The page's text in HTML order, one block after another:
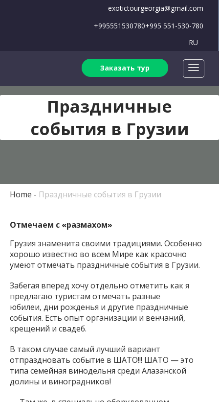
exotictourgeorgia@gmail.com
+995551530780+995 551-530-780
RU
Заказать тур
Праздничные
события в Грузии
Home Праздничные события в Грузии
Отмечаем с «размахом»
Грузия знаменита своими традициями. Особенно
хорошо известно во всем Мире как красочно
умеют отмечать праздничные события в Грузии.
Забегая вперед хочу отдельно отметить как я
предлагаю туристам отмечать разные
юбилеи, дни рожденья и другие праздничные
события. Есть опыт организации и венчаний,
крещений и свадеб.
В таком случае самый лучший вариант
отпраздновать событие в ШАТО!!! ШАТО — это
типа семейная винодельня среди Алазанской
долины и виноградников!